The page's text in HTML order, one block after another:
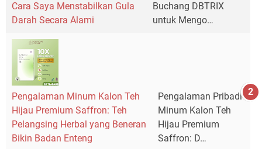
Cara Saya Menstabilkan Gula
Darah Secara Alami
Buchang DBTRIX
untuk Mengo…
Pengalaman Minum Kalon Teh
Hijau Premium Saffron: Teh
Pelangsing Herbal yang Beneran
Bikin Badan Enteng
Pengalaman Pribadi
Minum Kalon Teh
Hijau Premium
Saffron: D…